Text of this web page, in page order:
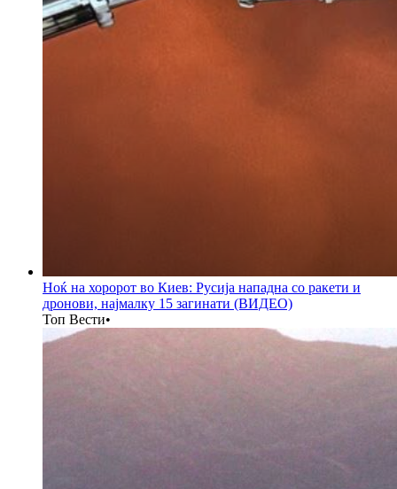
Ноќ на хоророт во Киев: Русија нападна со ракети и
дронови, најмалку 15 загинати (ВИДЕО)
Топ Вести•